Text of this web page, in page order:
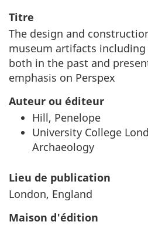
Titre
The design and
museum artifacts
both in the past and
emphasis on Perspex
Auteur ou éditeur
Hill, Penelope
University College
Archaeology
Lieu de publication
London, England
Maison d'édition